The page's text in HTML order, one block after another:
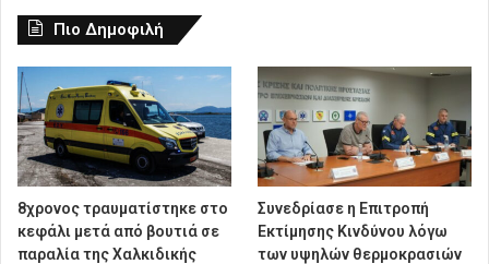
Πιο Δημοφιλή
8χρονος τραυματίστηκε στο
κεφάλι μετά από βουτιά σε
παραλία της Χαλκιδικής
Συνεδρίασε η Επιτροπή
Εκτίμησης Κινδύνου λόγω
των υψηλών θερμοκρασιών